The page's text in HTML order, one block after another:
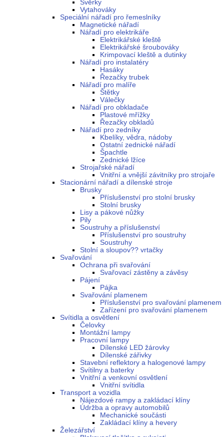
Svěrky
Vytahováky
Speciální nářadí pro řemeslníky
Magnetické nářadí
Nářadí pro elektrikáře
Elektrikářské kleště
Elektrikářské šroubováky
Krimpovací kleště a dutinky
Nářadí pro instalatéry
Hasáky
Řezačky trubek
Nářadí pro malíře
Štětky
Válečky
Nářadí pro obkladače
Plastové mřížky
Řezačky obkladů
Nářadí pro zedníky
Kbelíky, vědra, nádoby
Ostatní zednické nářadí
Špachtle
Zednické lžíce
Strojařské nářadí
Vnitřní a vnější závitníky pro strojaře
Stacionární nářadí a dílenské stroje
Brusky
Příslušenství pro stolní brusky
Stolní brusky
Lisy a pákové nůžky
Pily
Soustruhy a příslušenství
Příslušenství pro soustruhy
Soustruhy
Stolní a sloupov?? vrtačky
Svařování
Ochrana při svařování
Svařovací zástěny a závěsy
Pájení
Pájka
Svařování plamenem
Příslušenství pro svařování plamenem
Zařízení pro svařování plamenem
Svítidla a osvětlení
Čelovky
Montážní lampy
Pracovní lampy
Dílenské LED žárovky
Dílenské zářivky
Stavební reflektory a halogenové lampy
Svítilny a baterky
Vnitřní a venkovní osvětlení
Vnitřní svítidla
Transport a vozidla
Nájezdové rampy a zakládací klíny
Údržba a opravy automobilů
Mechanické součásti
Zakládací klíny a hevery
Železářství